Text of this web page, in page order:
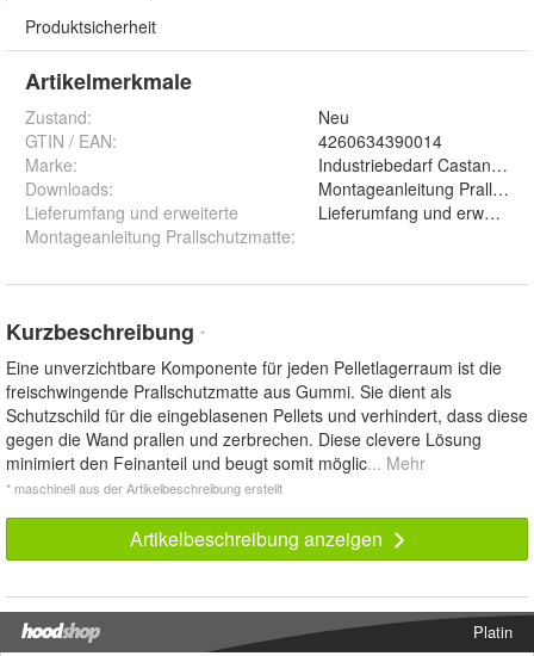
Produktsicherheit
Artikelmerkmale
Zustand:
Neu
GTIN / EAN:
4260634390014
Marke:
Industriebedarf Castan
Downloads:
Montageanleitung
Lieferumfang und erweiterte
Montageanleitung Prallschutzmatte:
Lieferumfang und
Kurzbeschreibung *
Eine unverzichtbare Komponente für jeden Pelletlagerraum ist die
freischwingende Prallschutzmatte aus Gummi. Sie dient als
Schutzschild für die eingeblasenen Pellets und verhindert, dass diese
gegen die Wand prallen und zerbrechen. Diese clevere Lösung
minimiert den Feinanteil und beugt somit möglic... Mehr
* maschinell aus der Artikelbeschreibung erstellt
Artikelbeschreibung anzeigen
Platin